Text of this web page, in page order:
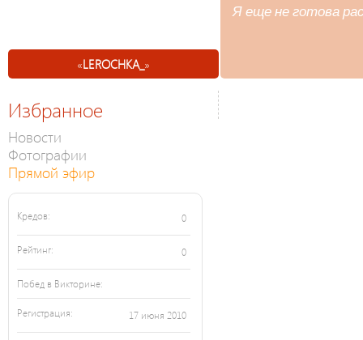
«LEROCHKA_ »
Я еще не готова
Избранное
Новости
Фотографии
Прямой эфир
Кредов: 0
Рейтинг: 0
Побед в Викторине:
Регистрация: 17 июня 2010